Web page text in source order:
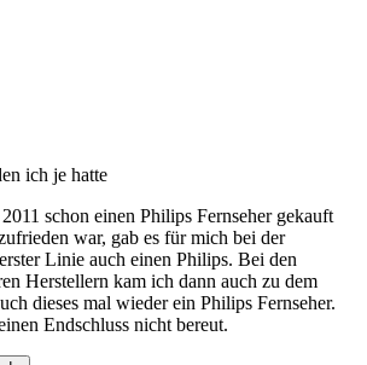
ich je hatte
schon einen Philips Fernseher gekauft
war, gab es für mich bei der
Linie auch einen Philips. Bei den
Herstellern kam ich dann auch zu dem
dieses mal wieder ein Philips Fernseher.
Endschluss nicht bereut.